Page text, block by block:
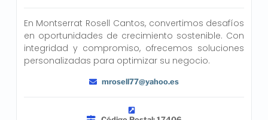
En Montserrat Rosell Cantos, convertimos desafíos
en oportunidades de crecimiento sostenible. Con
integridad y compromiso, ofrecemos soluciones
personalizadas para optimizar su negocio.
mrosell77@yahoo.es